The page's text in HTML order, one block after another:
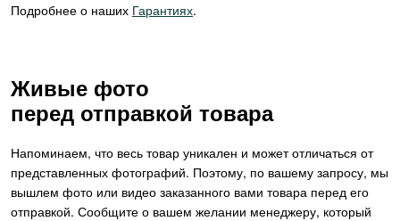
Подробнее о наших Гарантиях.
Живые фото
перед отправкой товара
Напоминаем, что весь товар уникален и может отличаться от
представленных фотографий. Поэтому, по вашему запросу, мы
вышлем фото или видео заказанного вами товара перед его
отправкой. Сообщите о вашем желании менеджеру, который